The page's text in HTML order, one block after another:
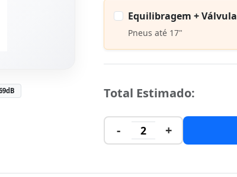
Equilibragem + Válvula
Pneus até 17"
Total Estimado:
- 2 +